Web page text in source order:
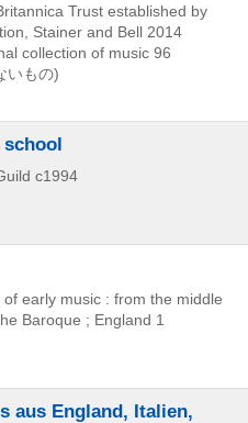
Trust established by
Stainer and Bell 2014
collection of music 96
いもの)
c1994
of early music : from the middle
Baroque ; England 1
aus England, Italien,